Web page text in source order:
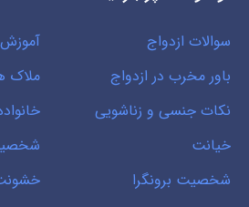
سوالات ازدواج
باور مخرب در ازدواج
ملاک
نکات جنسی و زناشویی
خیانت
شخصیت برونگرا